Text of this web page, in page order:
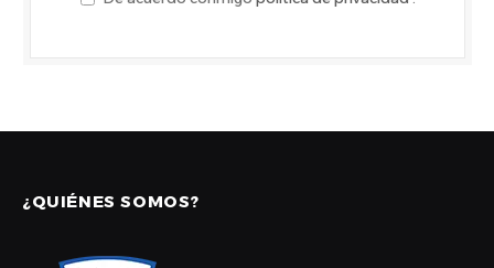
¿QUIÉNES SOMOS?